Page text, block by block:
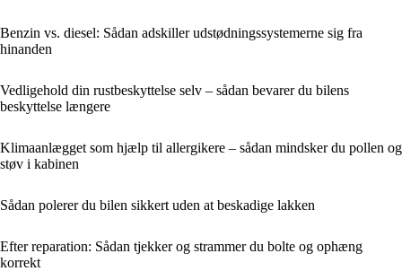
Benzin vs. diesel: Sådan adskiller udstødningssystemerne sig fra
hinanden
Vedligehold din rustbeskyttelse selv – sådan bevarer du bilens
beskyttelse længere
Klimaanlægget som hjælp til allergikere – sådan mindsker du pollen og
støv i kabinen
Sådan polerer du bilen sikkert uden at beskadige lakken
Efter reparation: Sådan tjekker og strammer du bolte og ophæng
korrekt